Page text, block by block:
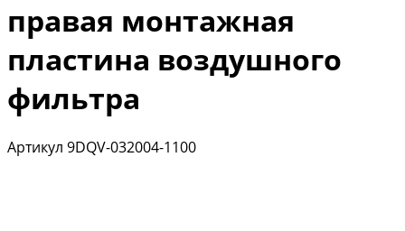
правая монтажная
пластина воздушного
фильтра
Артикул 9DQV-032004-1100